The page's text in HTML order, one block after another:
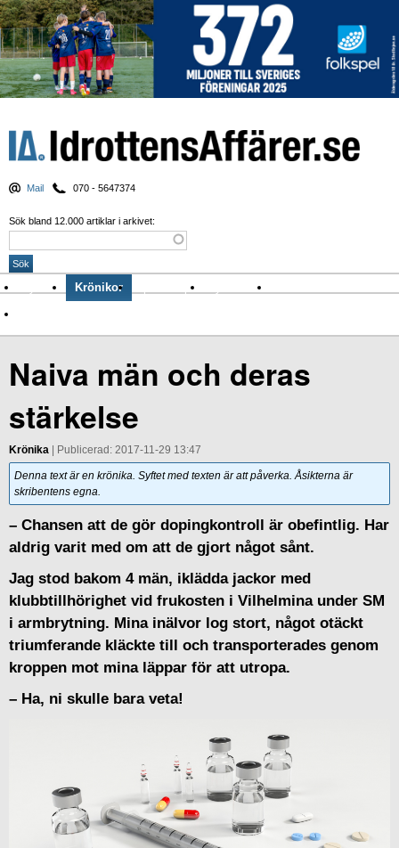
Mail 070 - 5647374
Sök bland 12.000 artiklar i arkivet:
Nyheter Krönikor Sport & spel Nyhetsbrev
Naiva män och deras
stärkelse
Krönika | Publicerad: 2017-11-29 13:47
Denna text är en krönika. Syftet med texten är att påverka. Åsikterna är
skribentens egna.
– Chansen att de gör dopingkontroll är obefintlig. Har
aldrig varit med om att de gjort något sånt.
Jag stod bakom 4 män, iklädda jackor med
klubbtillhörighet vid frukosten i Vilhelmina under SM
i armbrytning. Mina inälvor log stort, något otäckt
triumferande kläckte till och transporterades genom
kroppen mot mina läppar för att utropa.
– Ha, ni skulle bara veta!